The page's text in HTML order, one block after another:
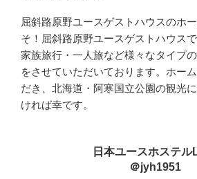
屈斜路原野ユースゲストハウスのホ
そ！屈斜路原野ユースゲストハウス
家族旅行・一人旅など様々なタイプ
をさせていただいております。ホー
だき、北海道・阿寒国立公園の観光
ければ幸です。
日本ユースホステル
＠jyh1951